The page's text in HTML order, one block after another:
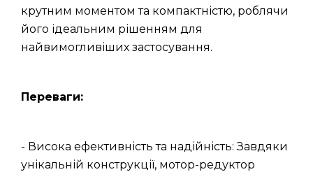
крутним моментом та компактністю, роблячи
його ідеальним рішенням для
найвимогливіших застосування.
Переваги:
- Висока ефективність та надійність: Завдяки
унікальній конструкції, мотор-редуктор